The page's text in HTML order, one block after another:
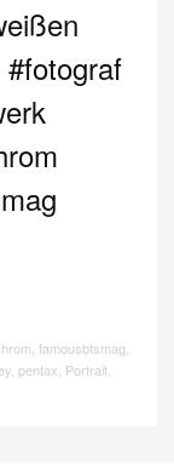
, famousbtsmag,
, pentax, Portrait,